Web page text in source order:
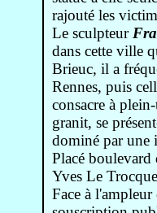
rajouté les
Le sculpteur
dans cette ville
Brieuc, il a
Rennes, puis
consacre à
granit, se
dominé par une
Placé
Yves Le
Face à